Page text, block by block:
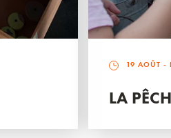
19 AOÛT -
LA